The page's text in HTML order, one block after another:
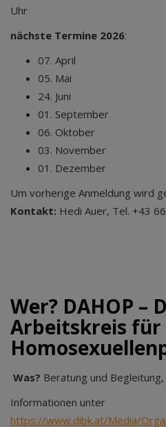
Uhr
nächste Termine 2026:
07. April
05. Mai
24. Juni
01. September
06. Oktober
03. November
01. Dezember
Um vorherige Anmeldung wird
Kontakt: Hedi Auer, Tel. +43
Wer? DAHOP –
Arbeitskreis für
Was? Beratung und Begleitung,
Informationen unter
https://www.dibk.at/Media/